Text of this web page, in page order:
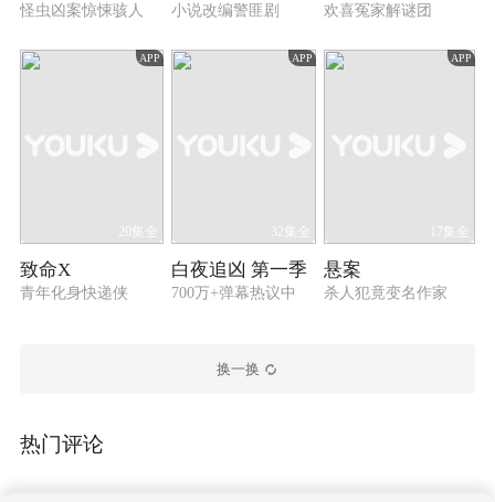
怪虫凶案惊悚骇人 小说改编警匪剧 欢喜冤家解谜团
APP
20集全
致命X
青年化身快递侠
APP
32集全
白夜追凶 第一季
700万+弹幕热议中
APP
17集全
悬案
杀人犯竟变名作家
换一换
热门评论